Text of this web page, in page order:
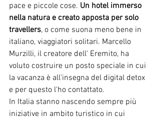
pace e piccole cose. Un hotel immerso
nella natura e creato apposta per solo
travellers, o come suona meno bene in
italiano, viaggiatori solitari. Marcello
Murzilli, il creatore dell' Eremito, ha
voluto costruire un posto speciale in cui
la vacanza è all'insegna del digital detox
e per questo l'ho contattato.
In Italia stanno nascendo sempre più
iniziative in ambito turistico in cui